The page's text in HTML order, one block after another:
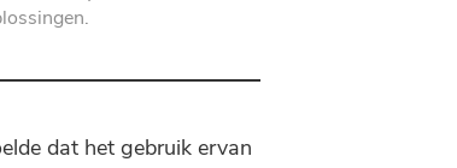
dat het gebruik ervan